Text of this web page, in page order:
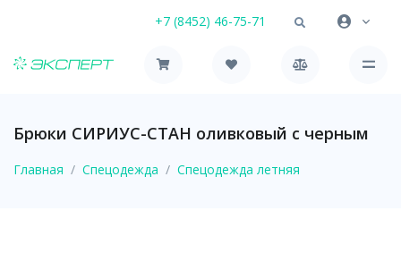
+7 (8452) 46-75-71
Брюки СИРИУС-СТАН оливковый с черным
Главная Спецодежда Спецодежда летняя